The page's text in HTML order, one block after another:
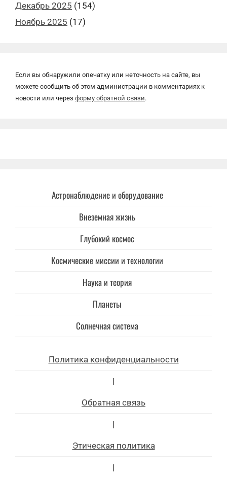
Декабрь 2025 (154)
Ноябрь 2025 (17)
Если вы обнаружили опечатку или неточность на сайте, вы
можете сообщить об этом администрации в комментариях к
новости или через форму обратной связи.
Астронаблюдение и оборудование
Внеземная жизнь
Глубокий космос
Космические миссии и технологии
Наука и теория
Планеты
Солнечная система
Политика конфиденциальности
|
Обратная связь
|
Этическая политика
|